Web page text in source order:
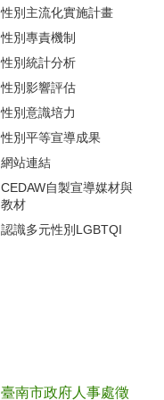
性別主流化實施計畫
性別專責機制
性別統計分析
性別影響評估
性別意識培力
性別平等宣導成果
網站連結
CEDAW自製宣導媒材與
教材
認識多元性別LGBTQI
臺南市政府人事處徵